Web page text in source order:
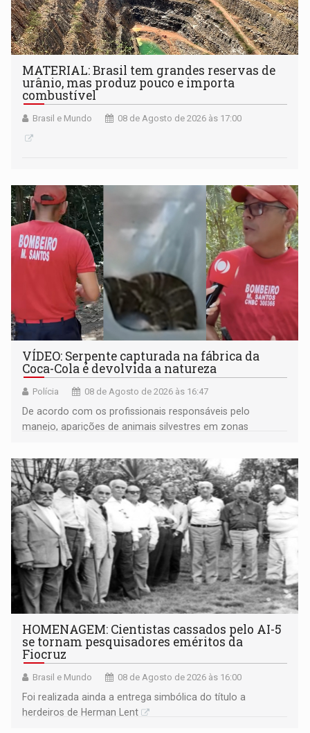
MATERIAL: Brasil tem grandes reservas de
urânio, mas produz pouco e importa
combustível
Brasil e Mundo 08 de Agosto de 2026 às 17:00
VÍDEO: Serpente capturada na fábrica da
Coca-Cola é devolvida a natureza
Polícia 08 de Agosto de 2026 às 16:47
De acordo com os profissionais responsáveis pelo
manejo, aparições de animais silvestres em zonas
HOMENAGEM: Cientistas cassados pelo AI-5
se tornam pesquisadores eméritos da
Fiocruz
Brasil e Mundo 08 de Agosto de 2026 às 16:00
Foi realizada ainda a entrega simbólica do título a
herdeiros de Herman Lent